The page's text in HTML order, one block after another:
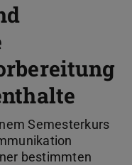
Semesterkurs
bestimmten